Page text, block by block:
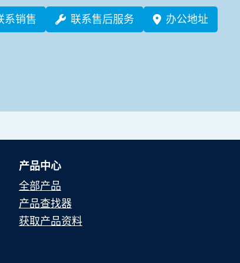
系销售 联系售后服务 办公地址
产品中心
全部产品
产品查找器
获取产品资料